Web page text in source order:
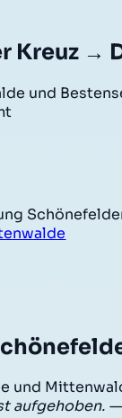
Kreuz →
und
und
aufgehoben. —